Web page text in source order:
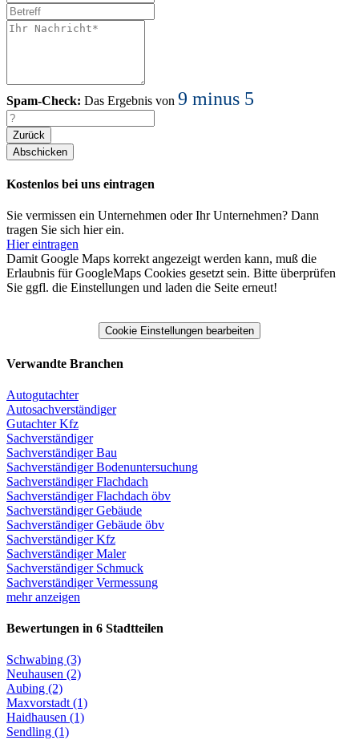
Spam-Check: Das Ergebnis von 9 minus 5
Zurück
Kostenlos bei uns eintragen
Sie vermissen ein Unternehmen oder Ihr Unternehmen? Dann
tragen Sie sich hier ein.
Hier eintragen
Damit Google Maps korrekt angezeigt werden kann, muß die
Erlaubnis für GoogleMaps Cookies gesetzt sein. Bitte überprüfen
Sie ggfl. die Einstellungen und laden die Seite erneut!
Cookie Einstellungen bearbeiten
Verwandte Branchen
Autogutachter
Autosachverständiger
Gutachter Kfz
Sachverständiger
Sachverständiger Bau
Sachverständiger Bodenuntersuchung
Sachverständiger Flachdach
Sachverständiger Flachdach öbv
Sachverständiger Gebäude
Sachverständiger Gebäude öbv
Sachverständiger Kfz
Sachverständiger Maler
Sachverständiger Schmuck
Sachverständiger Vermessung
mehr anzeigen
Bewertungen in 6 Stadtteilen
Schwabing (3)
Neuhausen (2)
Aubing (2)
Maxvorstadt (1)
Haidhausen (1)
Sendling (1)